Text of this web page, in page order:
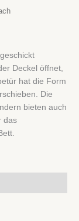
Deckel öffnet,
hat die Form
Die
bieten auch
das